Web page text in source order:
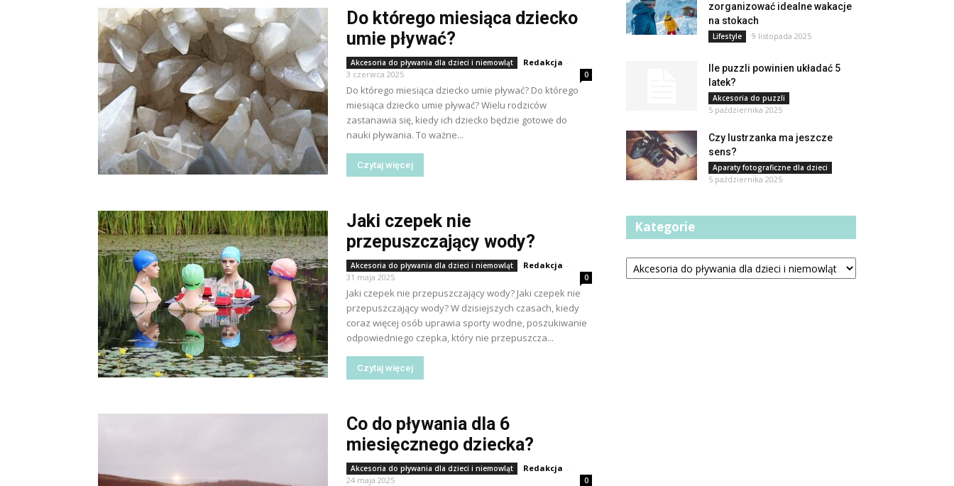
Do którego miesiąca dziecko
umie pływać?
Akcesoria do pływania dla dzieci i niemowląt Redakcja -
3 czerwca 2025
0
Do którego miesiąca dziecko umie pływać? Do którego
miesiąca dziecko umie pływać? Wielu rodziców
zastanawia się, kiedy ich dziecko będzie gotowe do
nauki pływania. To ważne...
Czytaj więcej
Jaki czepek nie
przepuszczający wody?
Akcesoria do pływania dla dzieci i niemowląt Redakcja -
31 maja 2025
0
Jaki czepek nie przepuszczający wody? Jaki czepek nie
przepuszczający wody? W dzisiejszych czasach, kiedy
coraz więcej osób uprawia sporty wodne, poszukiwanie
odpowiedniego czepka, który nie przepuszcza...
Czytaj więcej
Co do pływania dla 6
miesięcznego dziecka?
Akcesoria do pływania dla dzieci i niemowląt Redakcja -
24 maja 2025
0
zorganizować idealne wakacje
na stokach
Lifestyle 9 listopada 2025
Ile puzzli powinien układać 5
latek?
Akcesoria do puzzli
5 października 2025
Czy lustrzanka ma jeszcze
sens?
Aparaty fotograficzne dla dzieci
5 października 2025
Kategorie
Kategorie